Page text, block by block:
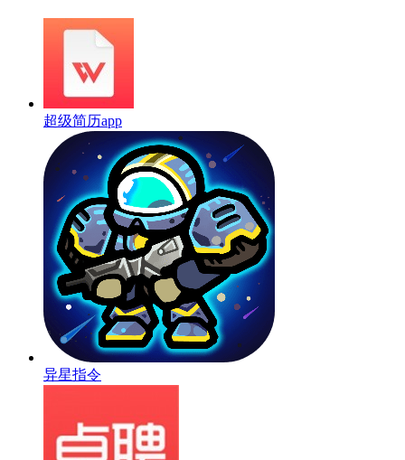
超级简历app
异星指令